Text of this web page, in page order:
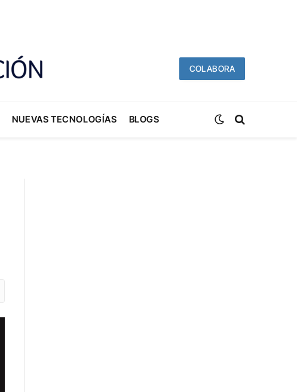
COLABORA
NUEVAS TECNOLOGÍAS BLOGS